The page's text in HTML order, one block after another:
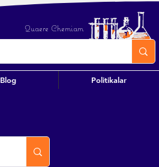
Quaere Chemiam
Blog Politikalar